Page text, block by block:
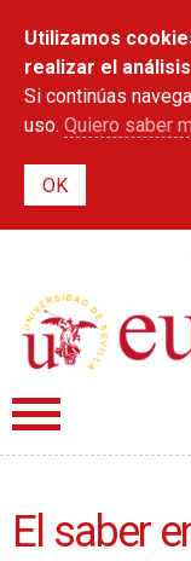
Utilizamos
realizar el
Si continúas
uso. Quiero saber
El saber